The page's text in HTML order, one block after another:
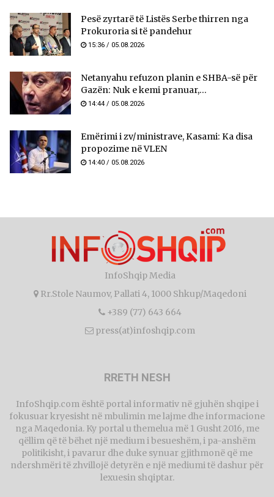
Pesë zyrtarë të Listës Serbe thirren nga
Prokuroria si të pandehur
15:36 / 05.08.2026
Netanyahu refuzon planin e SHBA-së për
Gazën: Nuk e kemi pranuar,...
14:44 / 05.08.2026
Emërimi i zv/ministrave, Kasami: Ka disa
propozime në VLEN
14:40 / 05.08.2026
InfoShqip Media
Rr.Stole Naumov, Pallati 4, 1000 Shkup/Maqedoni
+389 (77) 643 664
press(at)infoshqip.com
RRETH NESH
InfoShqip.com është portal informativ në gjuhën shqipe i
fokusuar kryesisht në mbulimin me lajme dhe informacione
nga Maqedonia. Ky portal u themelua më 1 Gusht 2016, me
qëllim që të bëhet një medium i besueshëm, i pa-anshëm
politikisht, i pavarur dhe duke synuar gjithmonë që me
ndershmëri të zhvillojë detyrën e një mediumi të dashur për
lexuesin shqiptar.